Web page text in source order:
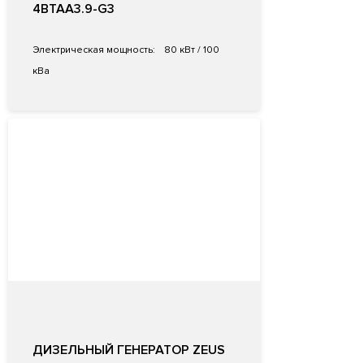
4BTAA3.9-G3
Электрическая мощность:
80 кВт / 100
кВа
ДИЗЕЛЬНЫЙ ГЕНЕРАТОР ZEUS